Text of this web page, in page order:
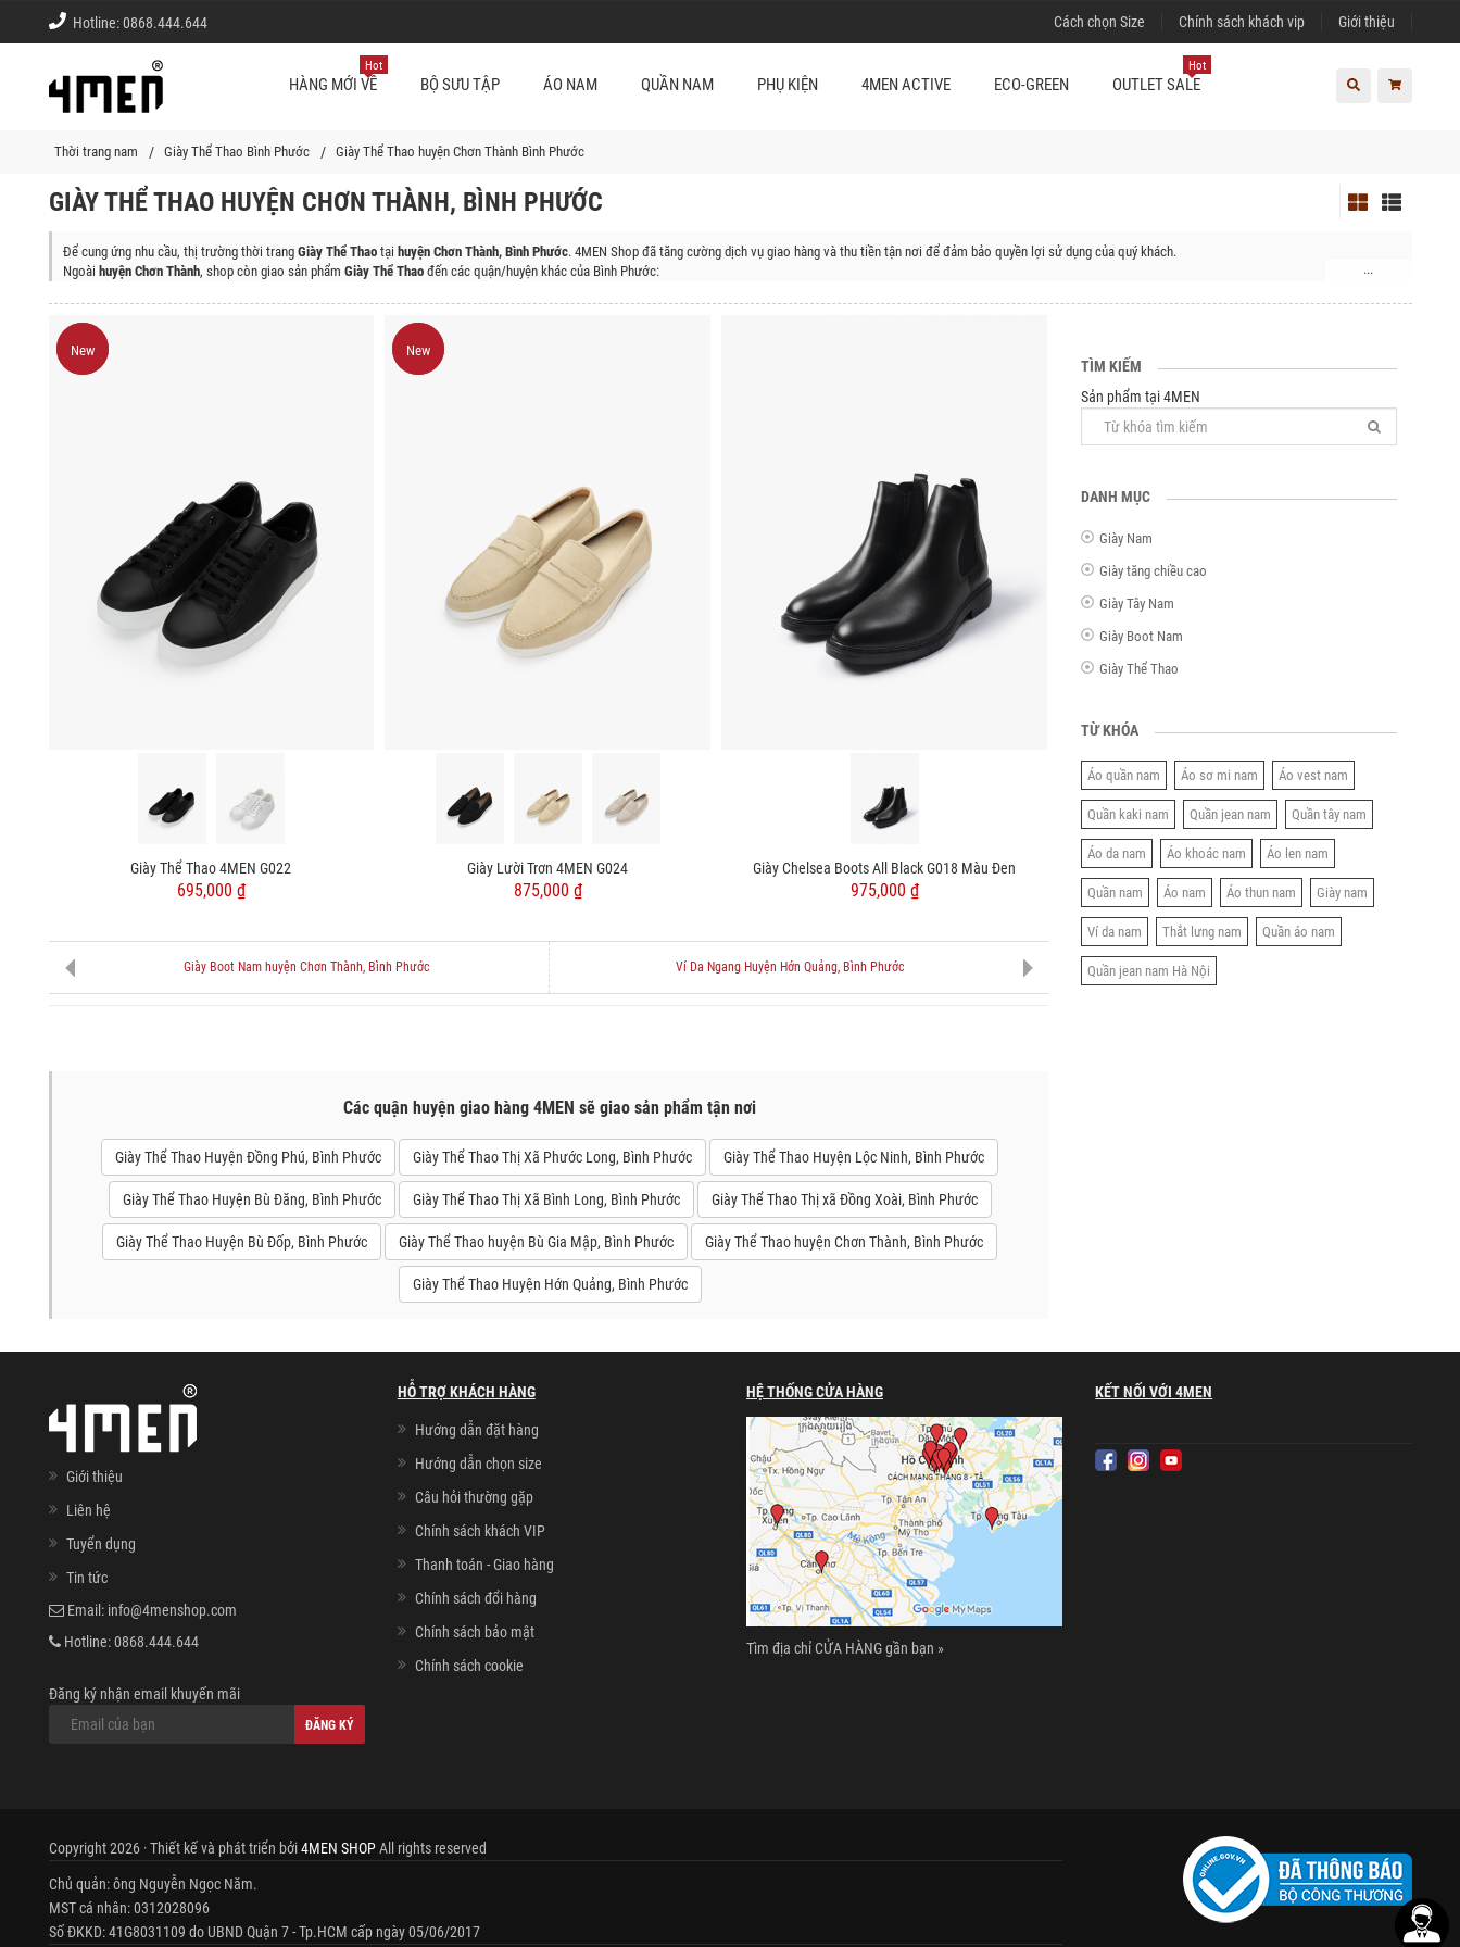
Hotline:0868.444.644 Cách chọn Size Chính sách khách vip Giới thiệu
HÀNG MỚI VỀ
Hot
BỘ SƯU TẬP ÁO NAM QUẦN NAM PHỤ KIỆN 4MEN ACTIVE ECO-GREEN OUTLET SALE
Hot
Thời trang nam Giày Thể Thao Bình Phước Giày Thể Thao huyện Chơn Thành Bình Phước
GIÀY THỂ THAO HUYỆN CHƠN THÀNH, BÌNH PHƯỚC
Để cung ứng nhu cầu, thị trường thời trang Giày Thể Thaotại huyện Chơn Thành, Bình Phước. 4MEN Shop đã tăng cường dịch vụ giao hàng và thu tiền tận nơi để đảm bảo quyền lợi sử dụng của quý khách.
Ngoài huyện Chơn Thành, shop còn giao sản phẩm Giày Thể Thaođến các quận/huyện khác của Bình Phước:
...
New
New
Giày Thể Thao 4MEN G022
695,000 ₫
New
New
Giày Lười Trơn 4MEN G024
875,000 ₫
Giày Chelsea Boots All Black G018 Màu Đen
975,000 ₫
Giày Boot Nam huyện Chơn Thành, Bình Phước Ví Da Ngang Huyện Hớn Quảng, Bình Phước
Các quận huyện giao hàng 4MEN sẽ giao sản phẩm tận nơi
Giày Thể Thao Huyện Đồng Phú, Bình Phước Giày Thể Thao Thị Xã Phước Long, Bình Phước Giày Thể Thao Huyện Lộc Ninh, Bình Phước
Giày Thể Thao Huyện Bù Đăng, Bình Phước Giày Thể Thao Thị Xã Bình Long, Bình Phước Giày Thể Thao Thị xã Đồng Xoài, Bình Phước
Giày Thể Thao Huyện Bù Đốp, Bình Phước Giày Thể Thao huyện Bù Gia Mập, Bình Phước Giày Thể Thao huyện Chơn Thành, Bình Phước
Giày Thể Thao Huyện Hớn Quảng, Bình Phước
TÌM KIẾM
Sản phẩm tại 4MEN
DANH MỤC
Giày Nam
Giày tăng chiều cao
Giày Tây Nam
Giày Boot Nam
Giày Thể Thao
TỪ KHÓA
Áo quần nam Áo sơ mi nam Áo vest nam
Quần kaki nam Quần jean nam Quần tây nam
Áo da nam Áo khoác nam Áo len nam
Quần nam Áo nam Áo thun nam Giày nam
Ví da nam Thắt lưng nam Quần áo nam
Quần jean nam Hà Nội
Giới thiệu
Liên hệ
Tuyển dụng
Tin tức
Email: info@4menshop.com
Hotline:0868.444.644
Đăng ký nhận email khuyến mãi
ĐĂNG KÝ
HỖ TRỢ KHÁCH HÀNG
Hướng dẫn đặt hàng
Hướng dẫn chọn size
Câu hỏi thường gặp
Chính sách khách VIP
Thanh toán - Giao hàng
Chính sách đổi hàng
Chính sách bảo mật
Chính sách cookie
HỆ THỐNG CỬA HÀNG
Tìm địa chỉ CỬA HÀNG gần bạn »
KẾT NỐI VỚI 4MEN
Copyright 2026 · Thiết kế và phát triển bởi4MEN SHOPAll rights reserved
Chủ quản: ông Nguyễn Ngọc Năm.
MST cá nhân: 0312028096
Số ĐKKD: 41G8031109 do UBND Quận 7 - Tp.HCM cấp ngày 05/06/2017